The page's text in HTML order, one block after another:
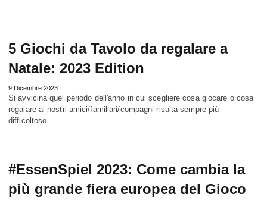
5 Giochi da Tavolo da regalare a
Natale: 2023 Edition
9 Dicembre 2023
Si avvicina quel periodo dell'anno in cui scegliere cosa giocare o cosa
regalare ai nostri amici/familiari/compagni risulta sempre più
difficoltoso.…
#EssenSpiel 2023: Come cambia la
più grande fiera europea del Gioco